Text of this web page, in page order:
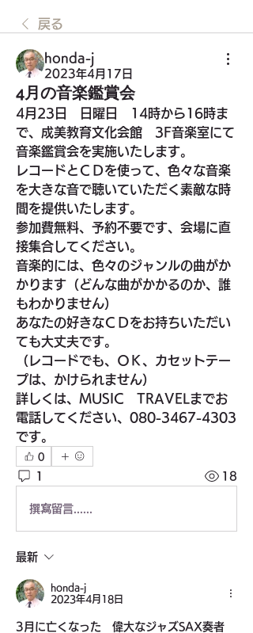
戻る
honda-j
2023年4月17日
4月の音楽鑑賞会
4月23日　日曜日　14時から16時ま
で、成美教育文化会館　3F音楽室にて
音楽鑑賞会を実施いたします。
レコードとＣＤを使って、色々な音楽
を大きな音で聴いていただく素敵な時
間を提供いたします。
参加費無料、予約不要です、会場に直
接集合してください。
音楽的には、色々のジャンルの曲がか
かります（どんな曲がかかるのか、誰
もわかりません）
あなたの好きなＣＤをお持ちいただい
ても大丈夫です。
（レコードでも、ＯＫ、カセットテー
プは、かけられません）
詳しくは、MUSIC　TRAVELまでお
電話してください、080-3467-4303
です。
0
1 18
撰寫留言......
最新
honda-j
2023年4月18日
3月に亡くなった　偉大なジャズSAX奏者